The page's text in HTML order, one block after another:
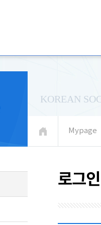
KOREAN
Mypage
로그인